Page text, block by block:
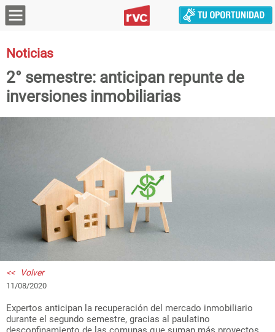
Noticias
2° semestre: anticipan repunte de
inversiones inmobiliarias
<< Volver
11/08/2020
Expertos anticipan la recuperación del mercado inmobiliario
durante el segundo semestre, gracias al paulatino